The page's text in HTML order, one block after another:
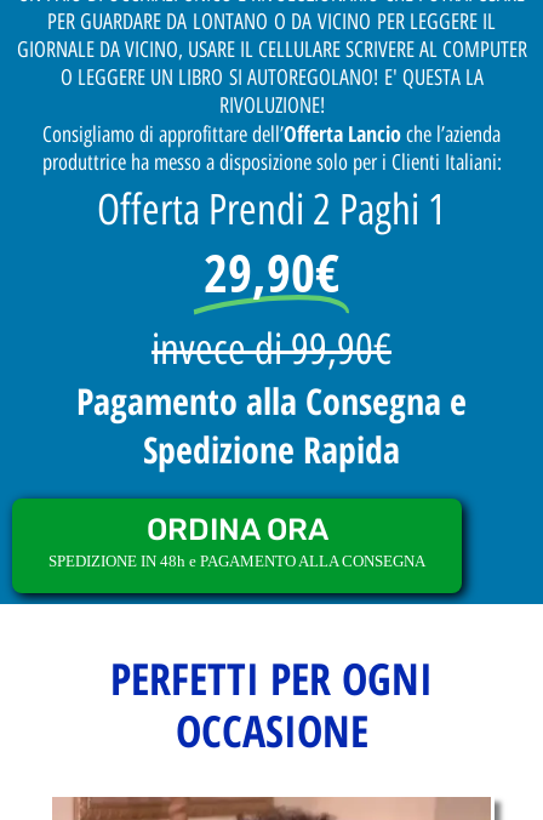
PER GUARDARE DA LONTANO O DA VICINO PER LEGGERE IL
GIORNALE DA VICINO, USARE IL CELLULARE SCRIVERE AL COMPUTER
O LEGGERE UN LIBRO SI AUTOREGOLANO! E' QUESTA LA
RIVOLUZIONE!
Consigliamo di approfittare dell’Offerta Lancioche l’azienda
produttrice ha messo a disposizione solo per i Clienti Italiani:
Offerta Prendi 2 Paghi 1
29,90€
invece di 99,90€
Pagamento alla Consegna e
Spedizione Rapida
ORDINA ORA
SPEDIZIONE IN 48h e PAGAMENTO ALLA CONSEGNA
PERFETTI PER OGNI
OCCASIONE